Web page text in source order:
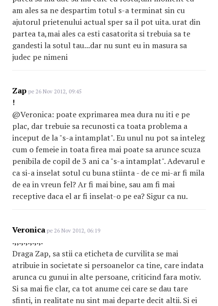
am ales sa ne despartim totul s-a terminat sin cu
ajutorul prietenului actual sper sa il pot uita. urat din
partea ta,mai ales ca esti casatorita si trebuia sa te
gandesti la sotul tau...dar nu sunt eu in masura sa
judec pe nimeni
Zap pe 26 Nov 2012, 09:45
!
@Veronica: poate exprimarea mea dura nu iti e pe
plac, dar trebuie sa recunosti ca toata problema a
inceput de la "s-a intamplat". Eu unul nu pot sa inteleg
cum o femeie in toata firea mai poate sa arunce scuza
penibila de copil de 3 ani ca "s-a intamplat". Adevarul e
ca si-a inselat sotul cu buna stiinta - de ce mi-ar fi mila
de ea in vreun fel? Ar fi mai bine, sau am fi mai
receptive daca el ar fi inselat-o pe ea? Sigur ca nu.
Veronica pe 26 Nov 2012, 06:19
.,,.,.,.,.,.,.
Draga Zap, sa stii ca eticheta de curvilita se mai
atribuie in societate si persoanelor ca tine, care indata
arunca cu gunui in alte persoane, criticind fara motiv.
Si sa mai fie clar, ca tot anume cei care se dau tare
sfinti, in realitate nu sint mai departe decit altii. Si ei